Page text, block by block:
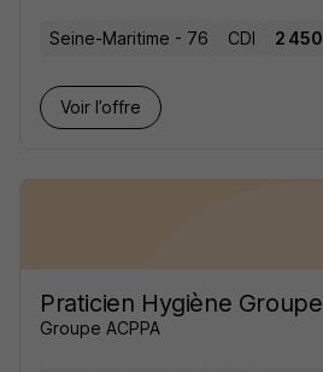
Seine-Maritime - 76 CDI 2
Voir l’offre
Praticien Hygiène
Groupe ACPPA